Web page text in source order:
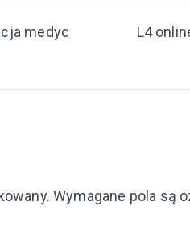
medyc
L4
Wymagane pola są